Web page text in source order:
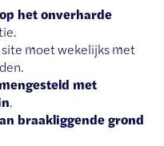
het onverharde
moet wekelijks met
met
.
braakliggende grond